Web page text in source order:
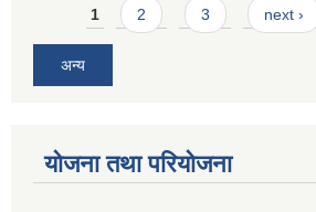
Pages
1 2 3 next ›
अन्य
योजना तथा परियोजना